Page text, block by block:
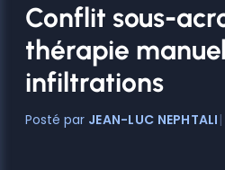
Conflit sous-
thérapie
infiltrations
JEAN-LUC NEPHTALI